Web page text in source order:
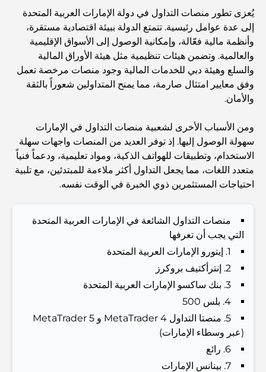
Abu Dhabi vs Dubai: A Practical Comparison for
Investors and Residents
Best Schools in Downtown Dubai: A Guide for
Families
أشياء يمكنك القيام بها في دبي خلال فصل الصيف: دليلك الأمثل
للتغلب على الحرارة
أفضل الهدايا الفاخرة للرجال: أفكار هدايا مميزة وخالدة
Best Hotels in Business Bay, Dubai: Your Ultimate
Guide
المدارس القريبة من نخلة جميرا: دليل شامل للعائلات
Dubai Vision 2040 - Green Living, Scenic Routes
and a Smarter Metro Network
أفضل المقاهي في دبي بإطلالة خلابة: مزيج مثالي من المذاق
الرائع والمناظر الطبيعية الساحرة
مطاعم بإطلالة على برج العرب: تجربة طعام استثنائية في دبي
يُعزى تطور منصات التداول في دولة الإمارات العربية المتحدة
إلى عدة عوامل رئيسية. تتمتع الدولة ببيئة اقتصادية مستقرة،
وأنظمة مالية فعّالة، وإمكانية الوصول إلى الأسواق الإقليمية
والعالمية. وتضمن هيئات تنظيمية مثل هيئة الأوراق المالية
والسلع وهيئة دبي للخدمات المالية وجود منصات مرخصة تعمل
وفق معايير امتثال صارمة، مما يمنح المتداولين شعوراً بالثقة
والأمان.
ومن الأسباب الأخرى لشعبية منصات التداول في الإمارات
سهولة الوصول إليها. إذ توفر العديد من المنصات واجهات سهلة
الاستخدام، وتطبيقات للهواتف الذكية، ومواد تعليمية، ودعماً فنياً
متعدد اللغات، مما يجعل التداول أكثر ملاءمة للمبتدئين، مع تلبية
احتياجات المستثمرين ذوي الخبرة في الوقت نفسه.
منصات التداول الشائعة في الإمارات العربية المتحدة
التي يجب أن تعرفها
1. إيتورو الإمارات العربية المتحدة
2. إنترأكتيف بروكرز
3. بنك ساكسو الإمارات العربية المتحدة
4. بلس 500
5. منصتا التداول MetaTrader 4 و MetaTrader 5
(عبر وسطاء الإمارات)
6. رائع
7. بينانس الإمارات